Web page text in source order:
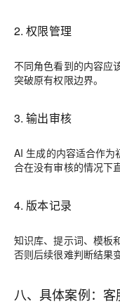
2. 权限管理
不同角色看到的内容应
突破原有权限边界。
3. 输出审核
AI 生成的内容适合作为
合在没有审核的情况下
4. 版本记录
知识库、提示词、模板
否则后续很难判断结果
八、具体案例：